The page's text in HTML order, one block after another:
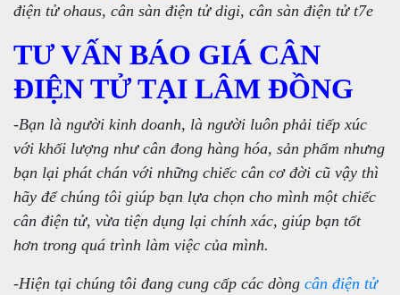
điện tử ohaus, cân sàn điện tử digi, cân sàn điện tử t7e
TƯ VẤN BÁO GIÁ CÂN
ĐIỆN TỬ TẠI LÂM ĐỒNG
-Bạn là người kinh doanh, là người luôn phải tiếp xúc
với khối lượng như cân đong hàng hóa, sản phẩm nhưng
bạn lại phát chán với những chiếc cân cơ đời cũ vậy thì
hãy để chúng tôi giúp bạn lựa chọn cho mình một chiếc
cân điện tử, vừa tiện dụng lại chính xác, giúp bạn tốt
hơn trong quá trình làm việc của mình.
-Hiện tại chúng tôi đang cung cấp các dòng cân điện tử